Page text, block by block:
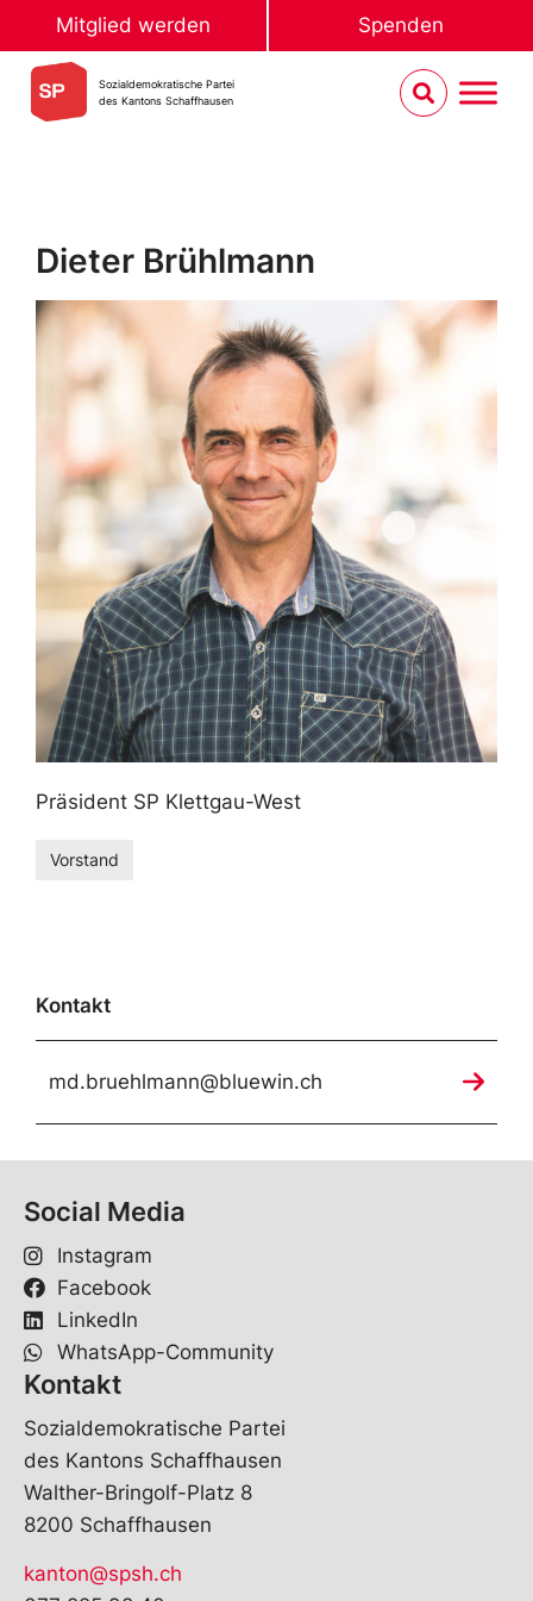
Mitglied werden Spenden
Sozialdemokratische Partei
des Kantons Schaffhausen
Dieter Brühlmann
Präsident SP Klettgau-West
Vorstand
Kontakt
md.bruehlmann@bluewin.ch
Social Media
Instagram
Facebook
LinkedIn
WhatsApp-Community
Kontakt
Sozialdemokratische Partei
des Kantons Schaffhausen
Walther-Bringolf-Platz 8
8200 Schaffhausen
kanton@spsh.ch